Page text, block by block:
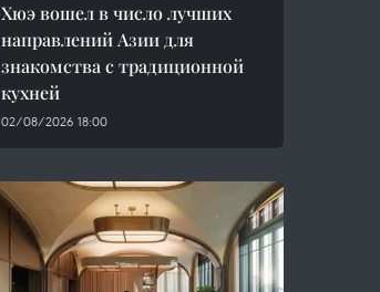
Хюэ вошел в число лучших
направлений Азии для
знакомства с традиционной
кухней
02/08/2026 18:00